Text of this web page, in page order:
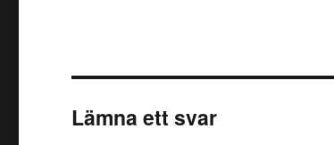
Lämna ett svar